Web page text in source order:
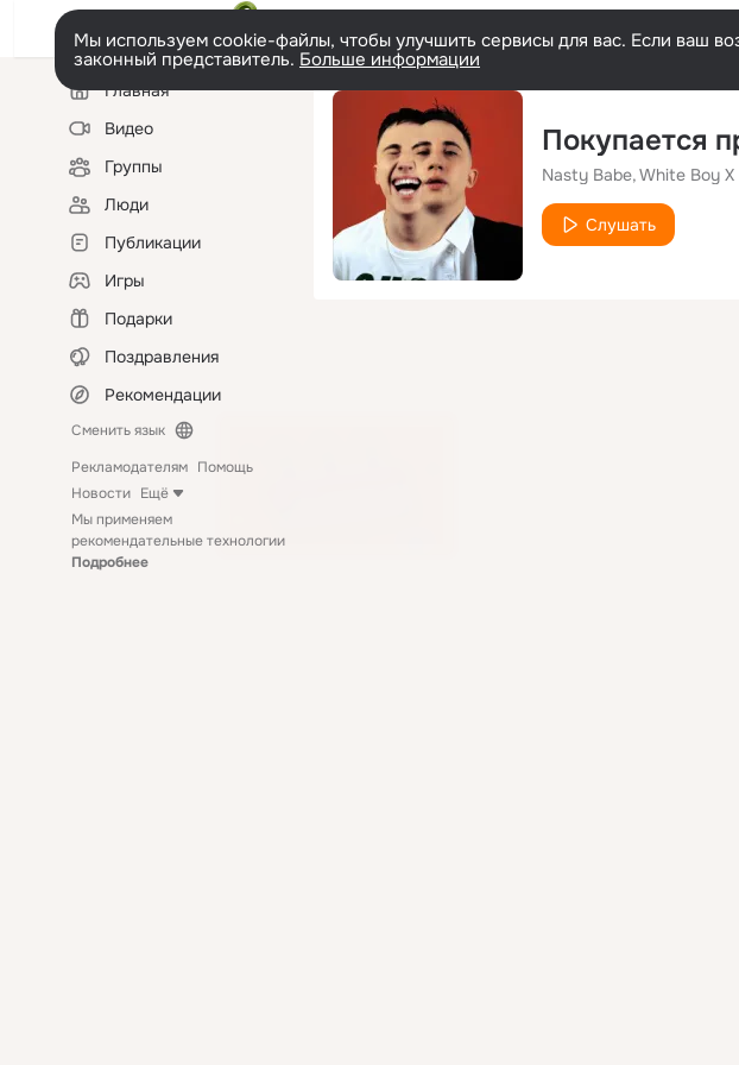
Мы используем cookie-файлы, чтобы улучшить сервисы для вас. Если ваш
законный представитель. Больше информации
Левая
колонкаГлавная
Видео
Группы
Люди
Публикации
Игры
Подарки
Поздравления
Рекомендации
Сменить язык
Рекламодателям Помощь
Новости Ещё
Мы применяем
рекомендательные технологии
Подробнее
Покупается
Nasty Babe White Boy X
Слушать